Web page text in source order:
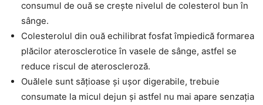
consumul de ouă se crește nivelul de colesterol bun în
sânge.
Colesterolul din ouă echilibrat fosfat împiedică formarea
plăcilor aterosclerotice în vasele de sânge, astfel se
reduce riscul de ateroscleroză.
Ouălele sunt sățioase și ușor digerabile, trebuie
consumate la micul dejun și astfel nu mai apare senzația